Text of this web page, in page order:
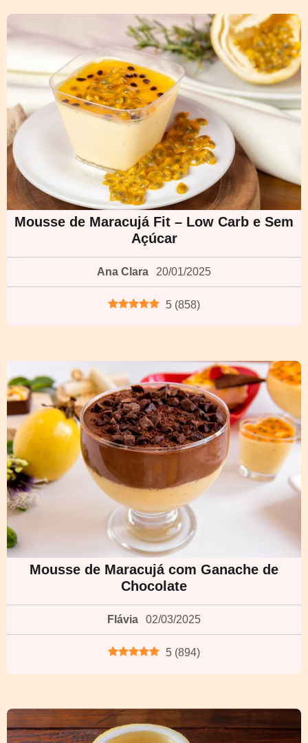
Mousse de Maracujá Fit – Low Carb e Sem
Açúcar
Ana Clara 20/01/2025
5 (858)
Mousse de Maracujá com Ganache de
Chocolate
Flávia 02/03/2025
5 (894)